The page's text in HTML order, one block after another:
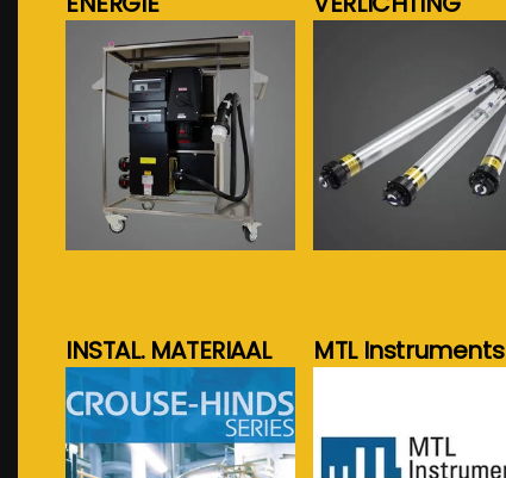
INSTAL. MATERIAAL MTL Instruments